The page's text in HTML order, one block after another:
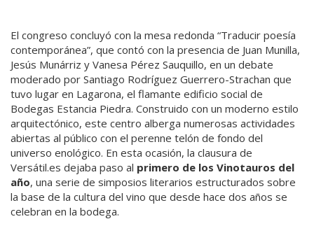
El congreso concluyó con la mesa redonda “Traducir poesía
contemporánea”, que contó con la presencia de Juan Munilla,
Jesús Munárriz y Vanesa Pérez Sauquillo, en un debate
moderado por Santiago Rodríguez Guerrero-Strachan que
tuvo lugar en Lagarona, el flamante edificio social de
Bodegas Estancia Piedra. Construido con un moderno estilo
arquitectónico, este centro alberga numerosas actividades
abiertas al público con el perenne telón de fondo del
universo enológico. En esta ocasión, la clausura de
Versátil.es dejaba paso al primero de los Vinotauros del
año, una serie de simposios literarios estructurados sobre
la base de la cultura del vino que desde hace dos años se
celebran en la bodega.